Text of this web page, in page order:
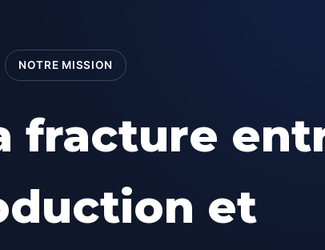
NOTRE MISSION
fracture
et